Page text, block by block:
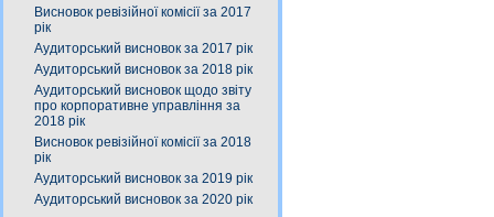
Висновок ревізійної комісії за 2017
рік
Аудиторський висновок за 2017 рік
Аудиторський висновок за 2018 рік
Аудиторський висновок щодо звіту
про корпоративне управління за
2018 рік
Висновок ревізійної комісії за 2018
рік
Аудиторський висновок за 2019 рік
Аудиторський висновок за 2020 рік